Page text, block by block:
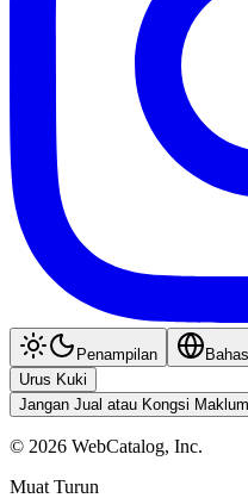
Penampilan
Urus Kuki
Jangan Jual atau Kongsi
© 2026 WebCatalog, Inc.
Muat Turun